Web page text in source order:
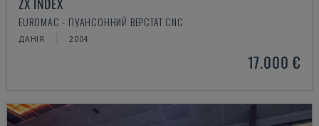
EUROMAC - ПУАНСОННИЙ ВЕРСТАТ CNC
ДАНІЯ 2004
17.000 €